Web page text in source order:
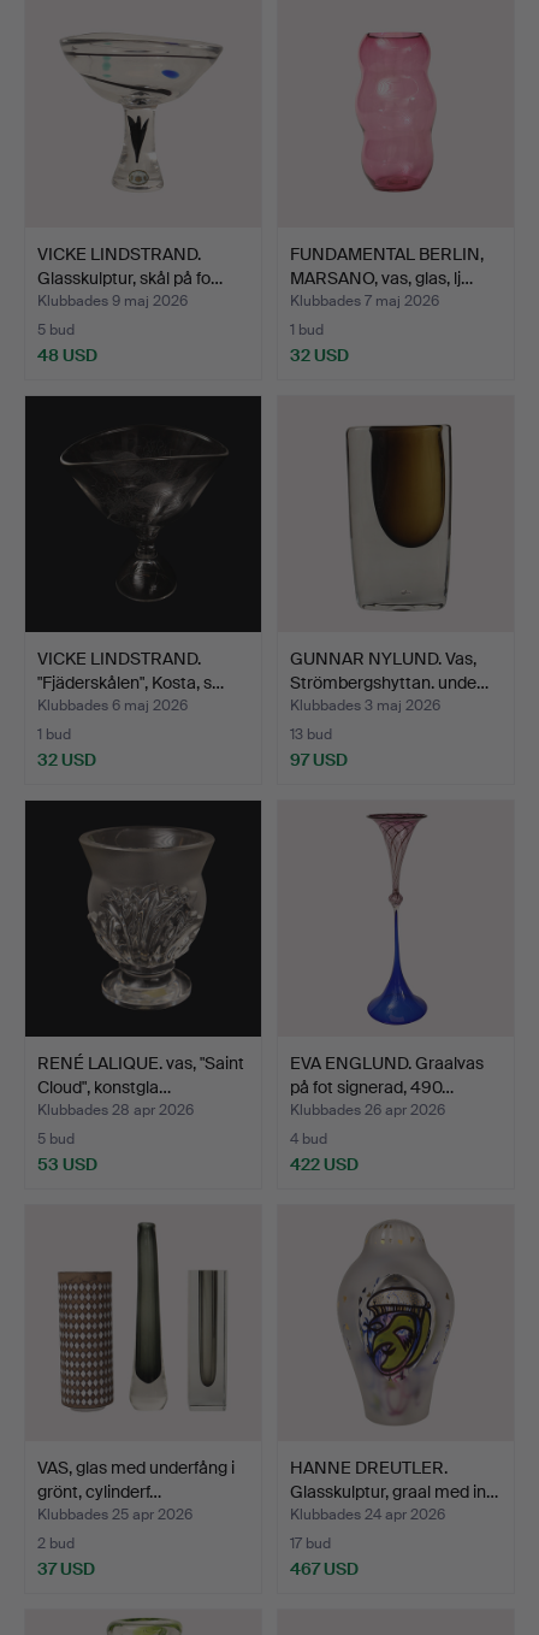
VICKE LINDSTRAND.
Glasskulptur, skål på fo…
Klubbades 9 maj 2026
5 bud
48 USD
FUNDAMENTAL BERLIN,
MARSANO, vas, glas, lj…
Klubbades 7 maj 2026
1 bud
32 USD
VICKE LINDSTRAND.
"Fjäderskålen", Kosta, s…
Klubbades 6 maj 2026
1 bud
32 USD
GUNNAR NYLUND. Vas,
Strömbergshyttan. unde…
Klubbades 3 maj 2026
13 bud
97 USD
RENÉ LALIQUE. vas, "Saint
Cloud", konstgla…
Klubbades 28 apr 2026
5 bud
53 USD
EVA ENGLUND. Graalvas
på fot signerad, 490…
Klubbades 26 apr 2026
4 bud
422 USD
VAS, glas med underfång i
grönt, cylinderf…
Klubbades 25 apr 2026
2 bud
37 USD
HANNE DREUTLER.
Glasskulptur, graal med in…
Klubbades 24 apr 2026
17 bud
467 USD